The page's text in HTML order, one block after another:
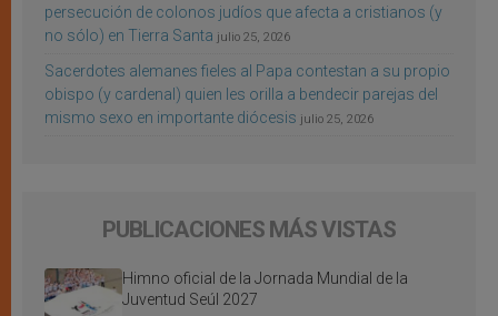
persecución de colonos judíos que afecta a cristianos (y
no sólo) en Tierra Santa julio 25, 2026
Sacerdotes alemanes fieles al Papa contestan a su propio
obispo (y cardenal) quien les orilla a bendecir parejas del
mismo sexo en importante diócesis julio 25, 2026
PUBLICACIONES MÁS VISTAS
Himno oficial de la Jornada Mundial de la
Juventud Seúl 2027